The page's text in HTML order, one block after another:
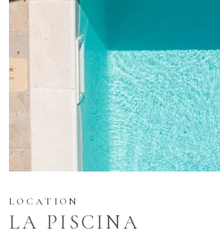
LOCATION
LA PISCINA